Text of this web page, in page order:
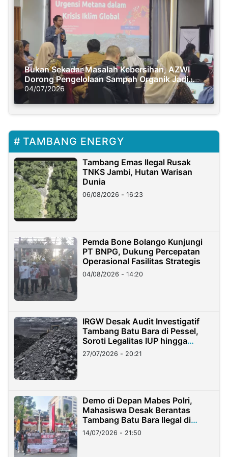
Bukan Sekadar Masalah Kebersihan, AZWI
Dorong Pengelolaan Sampah Organik Jadi
Solusi Krisis Iklim
04/07/2026
TAMBANG ENERGY
Tambang Emas Ilegal Rusak
TNKS Jambi, Hutan Warisan
Dunia
06/08/2026 - 16:23
Pemda Bone Bolango Kunjungi
PT BNPG, Dukung Percepatan
Operasional Fasilitas Strategis
04/08/2026 - 14:20
IRGW Desak Audit Investigatif
Tambang Batu Bara di Pessel,
Soroti Legalitas IUP hingga
Stockpile
27/07/2026 - 20:21
Demo di Depan Mabes Polri,
Mahasiswa Desak Berantas
Tambang Batu Bara Ilegal di
Lampung
14/07/2026 - 21:50